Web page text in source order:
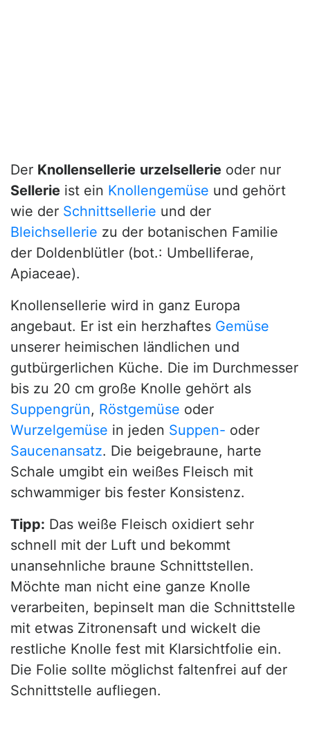
Der Knollensellerie urzelsellerie oder nur
Sellerie ist ein Knollengemüse und gehört
wie der Schnittsellerie und der
Bleichsellerie zu der botanischen Familie
der Doldenblütler (bot.: Umbelliferae,
Apiaceae).
Knollensellerie wird in ganz Europa
angebaut. Er ist ein herzhaftes Gemüse
unserer heimischen ländlichen und
gutbürgerlichen Küche. Die im Durchmesser
bis zu 20 cm große Knolle gehört als
Suppengrün, Röstgemüse oder
Wurzelgemüse in jeden Suppen- oder
Saucenansatz. Die beigebraune, harte
Schale umgibt ein weißes Fleisch mit
schwammiger bis fester Konsistenz.
Tipp: Das weiße Fleisch oxidiert sehr
schnell mit der Luft und bekommt
unansehnliche braune Schnittstellen.
Möchte man nicht eine ganze Knolle
verarbeiten, bepinselt man die Schnittstelle
mit etwas Zitronensaft und wickelt die
restliche Knolle fest mit Klarsichtfolie ein.
Die Folie sollte möglichst faltenfrei auf der
Schnittstelle aufliegen.